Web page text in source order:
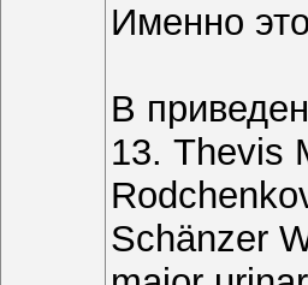
Именно
В
13. Thevis
Schänzer